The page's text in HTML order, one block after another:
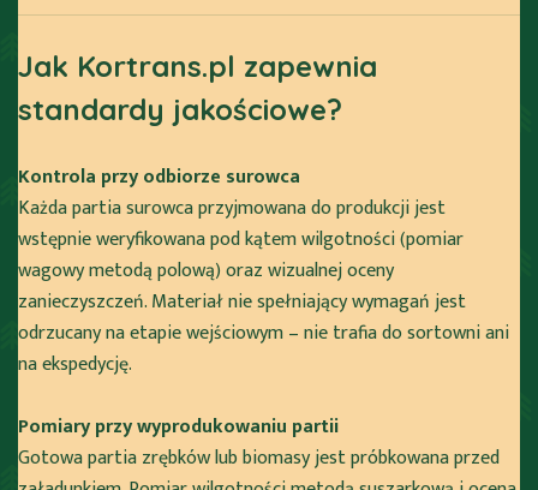
Jak Kortrans.pl zapewnia
standardy jakościowe?
Kontrola przy odbiorze surowca
Każda partia surowca przyjmowana do produkcji jest
wstępnie weryfikowana pod kątem wilgotności (pomiar
wagowy metodą polową) oraz wizualnej oceny
zanieczyszczeń. Materiał nie spełniający wymagań jest
odrzucany na etapie wejściowym – nie trafia do sortowni ani
na ekspedycję.
Pomiary przy wyprodukowaniu partii
Gotowa partia zrębków lub biomasy jest próbkowana przed